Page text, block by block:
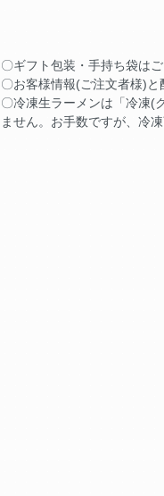
〇ギフト包装・手持ち袋は
〇お客様情報(ご注文者様)と
〇冷凍生ラーメンは「冷凍(
ません。お手数ですが、冷